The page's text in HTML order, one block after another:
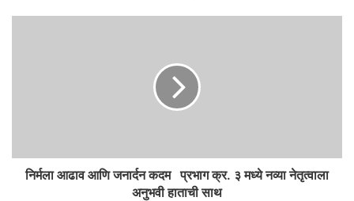
निर्मला आढाव आणि जनार्दन कदम प्रभाग क्र. ३ मध्ये नव्या नेतृत्वाला
अनुभवी हाताची साथ